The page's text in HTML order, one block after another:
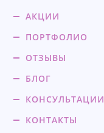
АКЦИИ
ПОРТФОЛИО
ОТЗЫВЫ
БЛОГ
КОНСУЛЬТАЦИИ
КОНТАКТЫ